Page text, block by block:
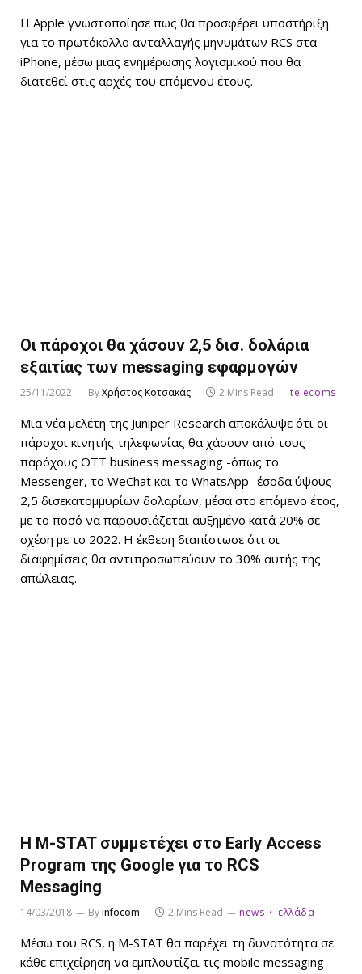
Η Apple γνωστοποίησε πως θα προσφέρει υποστήριξη
για το πρωτόκολλο ανταλλαγής μηνυμάτων RCS στα
iPhone, μέσω μιας ενημέρωσης λογισμικού που θα
διατεθεί στις αρχές του επόμενου έτους.
Οι πάροχοι θα χάσουν 2,5 δισ. δολάρια
εξαιτίας των messaging εφαρμογών
25/11/2022 ByΧρήστος Κοτσακάς 2 Mins Read telecoms
Μια νέα μελέτη της Juniper Research αποκάλυψε ότι οι
πάροχοι κινητής τηλεφωνίας θα χάσουν από τους
παρόχους OTT business messaging -όπως το
Messenger, το WeChat και το WhatsApp- έσοδα ύψους
2,5 δισεκατομμυρίων δολαρίων, μέσα στο επόμενο έτος,
με το ποσό να παρουσιάζεται αυξημένο κατά 20% σε
σχέση με το 2022. Η έκθεση διαπίστωσε ότι οι
διαφημίσεις θα αντιπροσωπεύουν το 30% αυτής της
απώλειας.
Η M-STAT συμμετέχει στο Early Access
Program της Google για το RCS
Messaging
14/03/2018 Byinfocom 2 Mins Read news ελλάδα
Μέσω του RCS, η M-STAT θα παρέχει τη δυνατότητα σε
κάθε επιχείρηση να εμπλουτίζει τις mobile messaging